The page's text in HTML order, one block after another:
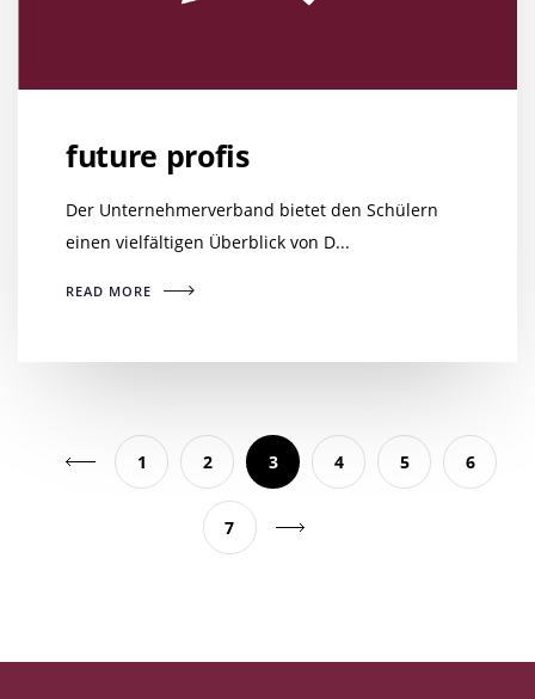
future profis
Der Unternehmerverband bietet den Schülern
einen vielfältigen Überblick von D...
READ MORE
1 2 3 4 5 6
7